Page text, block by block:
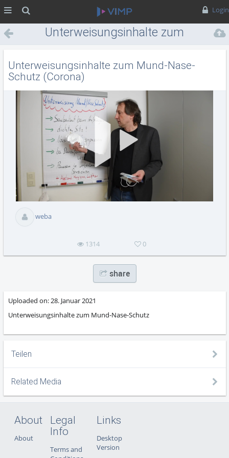
Login
Unterweisungsinhalte zum
Mund-Nase-Schutz (Corona)
Unterweisungsinhalte zum Mund-Nase-
Schutz (Corona)
weba
1314 0
share
Uploaded on:28. Januar 2021
Unterweisungsinhalte zum Mund-Nase-Schutz
Teilen
Related Media
About
About
Legal
Info
Terms and
Links
Desktop
Version